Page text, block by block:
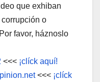
que exhiban
o
favor, háznoslo
<<< ¡clíck aquí!
<<< ¡clíck